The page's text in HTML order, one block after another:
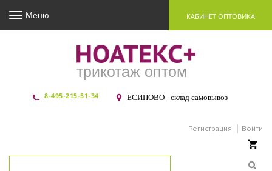
трикотаж оптом
8-495-215-51-34 ЕСИПОВО - склад самовывоз
Регистрация Войти
Меню КАБИНЕТ ОПТОВИКА